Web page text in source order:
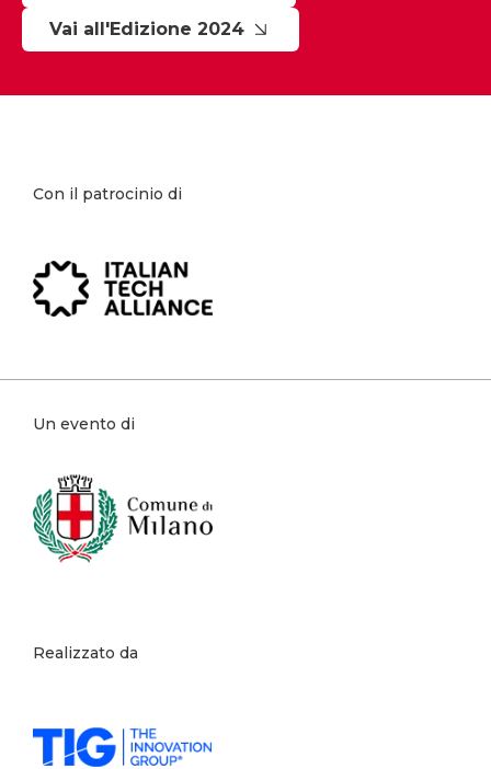
Vai all'Edizione 2024
Con il patrocinio di
Un evento di
Realizzato da